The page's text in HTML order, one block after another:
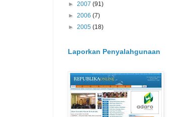
► 2007 (91)
► 2006 (7)
► 2005 (18)
Laporkan Penyalahgunaan